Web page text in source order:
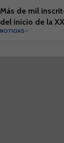
Más de mil
del inicio de la
Campus Suma y
NOTICIAS